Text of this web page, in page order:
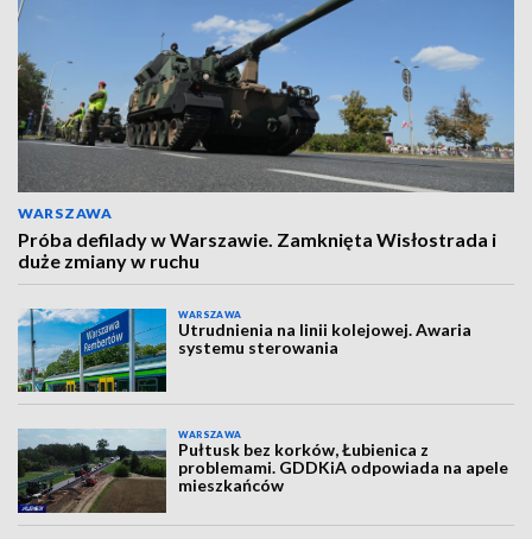
WARSZAWA
Próba defilady w Warszawie. Zamknięta Wisłostrada i
duże zmiany w ruchu
WARSZAWA
Utrudnienia na linii kolejowej. Awaria
systemu sterowania
WARSZAWA
Pułtusk bez korków, Łubienica z
problemami. GDDKiA odpowiada na apele
mieszkańców